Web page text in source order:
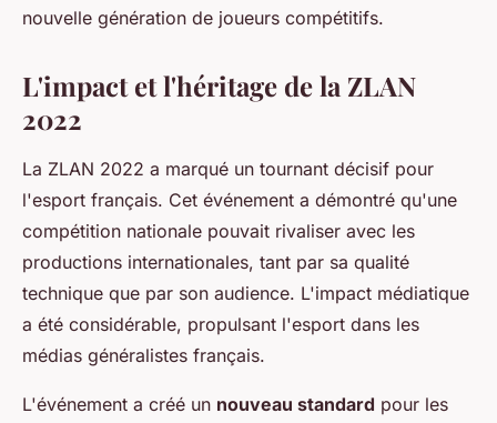
nouvelle génération de joueurs compétitifs.
L'impact et l'héritage de la ZLAN
2022
La ZLAN 2022 a marqué un tournant décisif pour
l'esport français. Cet événement a démontré qu'une
compétition nationale pouvait rivaliser avec les
productions internationales, tant par sa qualité
technique que par son audience. L'impact médiatique
a été considérable, propulsant l'esport dans les
médias généralistes français.
L'événement a créé un nouveau standard pour les